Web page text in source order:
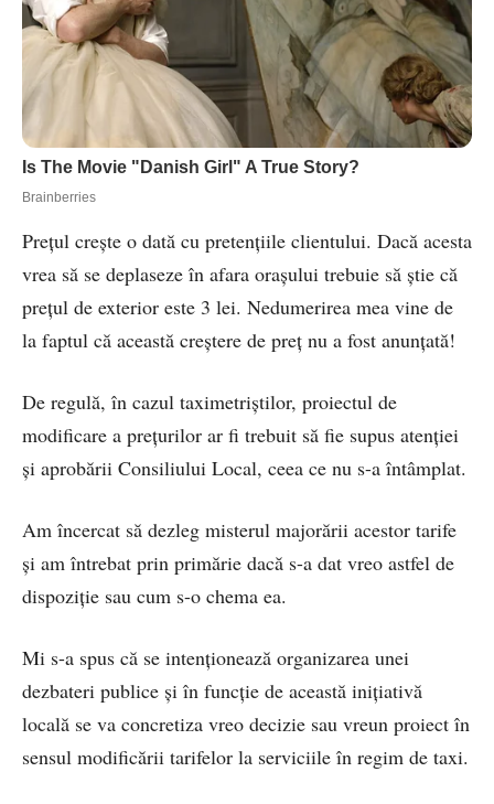
Prețul crește o dată cu pretențiile clientului. Dacă acesta
vrea să se deplaseze în afara orașului trebuie să știe că
prețul de exterior este 3 lei. Nedumerirea mea vine de
la faptul că această creștere de preț nu a fost anunțată!
De regulă, în cazul taximetriștilor, proiectul de
modificare a prețurilor ar fi trebuit să fie supus atenției
și aprobării Consiliului Local, ceea ce nu s-a întâmplat.
Am încercat să dezleg misterul majorării acestor tarife
și am întrebat prin primărie dacă s-a dat vreo astfel de
dispoziție sau cum s-o chema ea.
Mi s-a spus că se intenționează organizarea unei
dezbateri publice și în funcție de această inițiativă
locală se va concretiza vreo decizie sau vreun proiect în
sensul modificării tarifelor la serviciile în regim de taxi.